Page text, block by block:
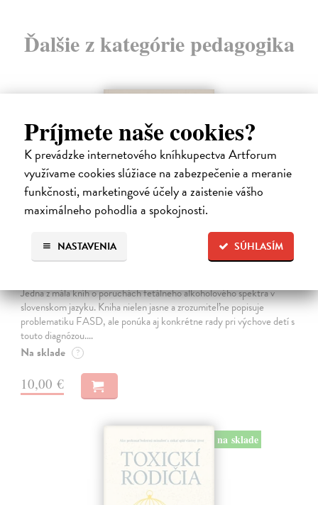
Príjmete naše cookies?
K prevádzke internetového kníhkupectva Artforum
využívame cookies slúžiace na zabezpečenie a meranie
funkčnosti, marketingové účely a zaistenie vášho
maximálneho pohodlia a spokojnosti.
SÚHLASÍM
NASTAVENIA
Ďalšie z kategórie pedagogika
Ako byť rodičom dieťaťa s FASD
Jedna z mála kníh o poruchách fetálneho alkoholového spektra v
slovenskom jazyku. Kniha nielen jasne a zrozumiteľne popisuje
problematiku FASD, ale ponúka aj konkrétne rady pri výchove detí s
touto diagnózou.…
Na sklade ?
10,00 €
na sklade